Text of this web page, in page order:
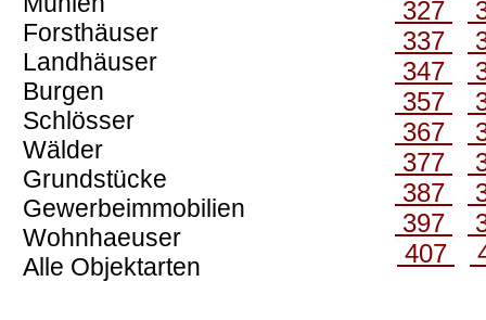
Forsthäuser
Landhäuser
Burgen
Schlösser
Wälder
Grundstücke
Gewerbeimmobilien
Wohnhaeuser
Alle Objektarten
327
337
347
357
367
377
387
397
407